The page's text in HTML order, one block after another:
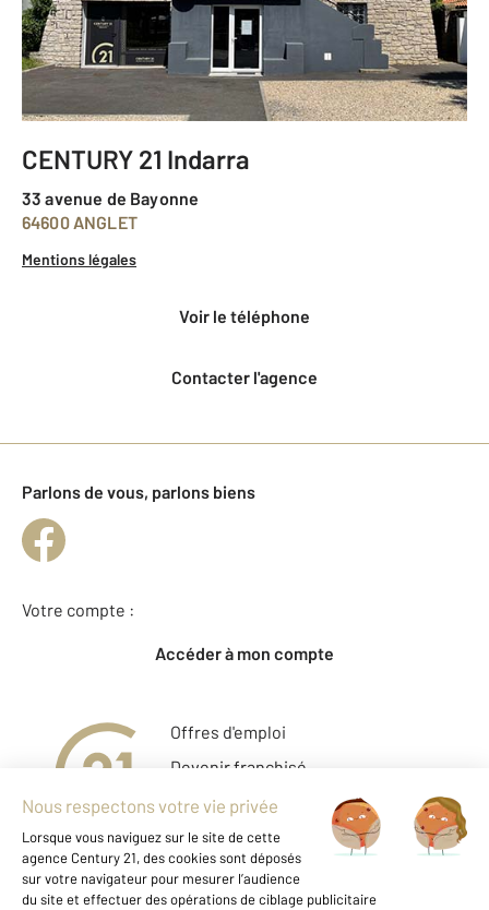
CENTURY 21 Indarra
33 avenue de Bayonne
64600 ANGLET
Mentions légales
voir le téléphone
Contacter l'agence
Parlons de vous, parlons biens
Votre compte :
Accéder à mon compte
Offres d'emploi
Devenir franchisé
Entreprise et commerce
Fine Homes & Estates
À propos